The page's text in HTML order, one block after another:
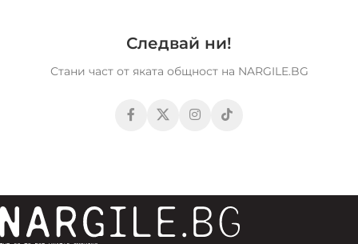
Следвай ни!
Стани част от яката общност на NARGILE.BG